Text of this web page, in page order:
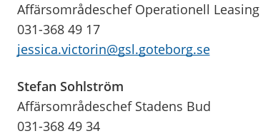
Affärsområdeschef Operationell Leasing
031-368 49 17
jessica.victorin@gsl.goteborg.se
Stefan Sohlström
Affärsområdeschef Stadens Bud
031-368 49 34